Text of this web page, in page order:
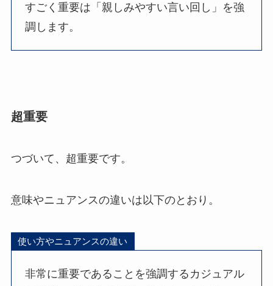
すごく重要は「親しみやすい言い回し」を強
調します。
超重要
つづいて、超重要です。
意味やニュアンスの違いは以下のとおり。
使い方やニュアンスの違い
非常に重要であることを強調するカジュアル